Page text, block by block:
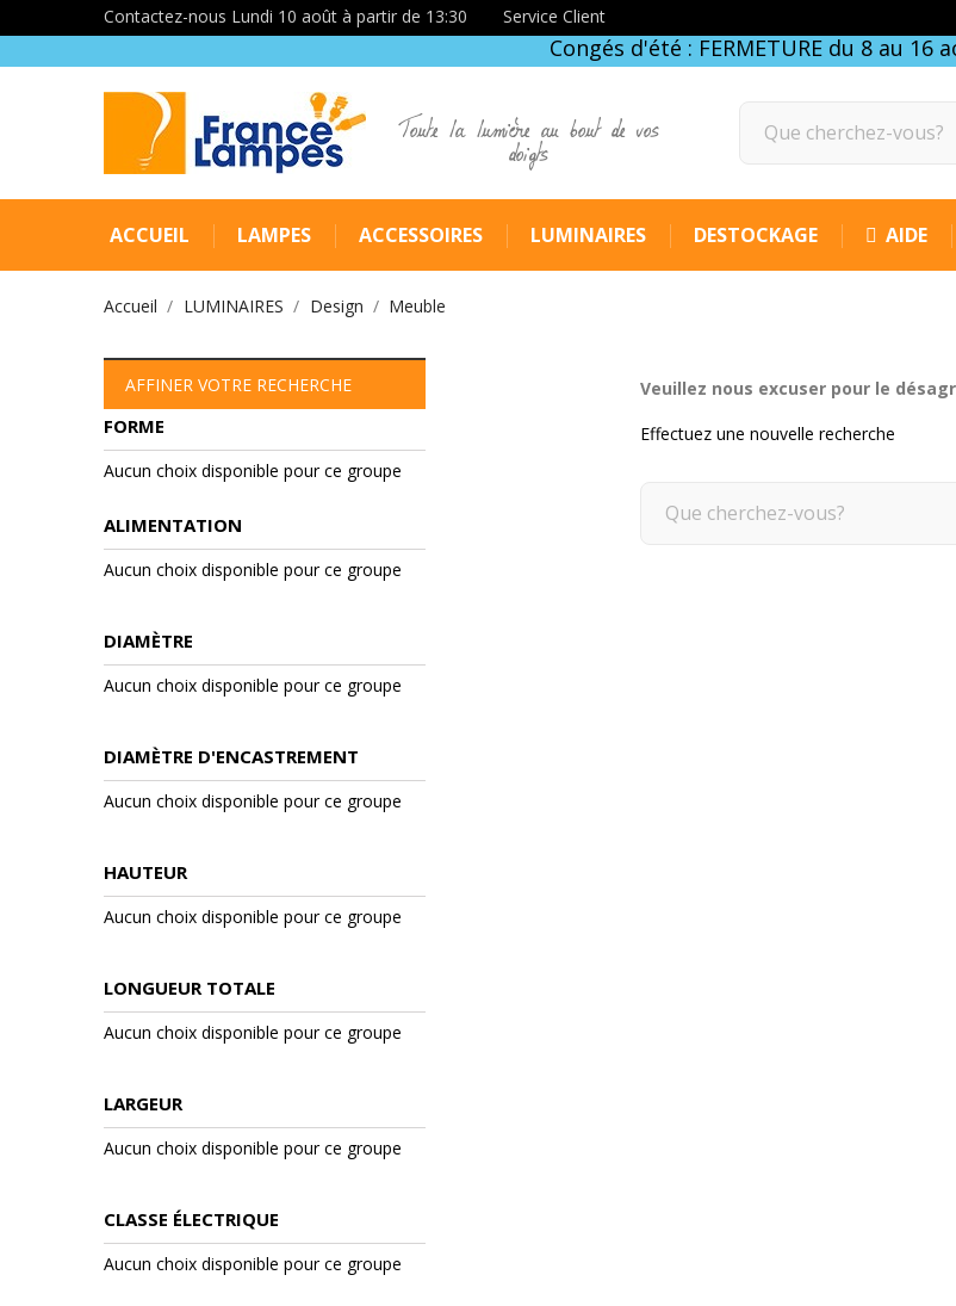
Contactez-nous Lundi 10 août à partir de 13:30 Service Client
Congés d'été : FERMETURE du 8 au 16
Toute la lumière au bout de vos
doigts
ACCUEIL LAMPES ACCESSOIRES LUMINAIRES DESTOCKAGE AIDE
Accueil LUMINAIRES Design Meuble
AFFINER VOTRE RECHERCHE
FORME
Aucun choix disponible pour ce groupe
ALIMENTATION
Aucun choix disponible pour ce groupe
DIAMÈTRE
Aucun choix disponible pour ce groupe
DIAMÈTRE D'ENCASTREMENT
Aucun choix disponible pour ce groupe
HAUTEUR
Aucun choix disponible pour ce groupe
LONGUEUR TOTALE
Aucun choix disponible pour ce groupe
LARGEUR
Aucun choix disponible pour ce groupe
CLASSE ÉLECTRIQUE
Aucun choix disponible pour ce groupe
Veuillez nous excuser pour le
Effectuez une nouvelle recherche